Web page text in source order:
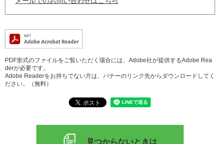
PDF形式のファイルをご覧いただく場合には、Adobe社が提供するAdobe Rea
derが必要です。
Adobe Readerをお持ちでない方は、バナーのリンク先からダウンロードしてく
ださい。（無料）
見つからないときは